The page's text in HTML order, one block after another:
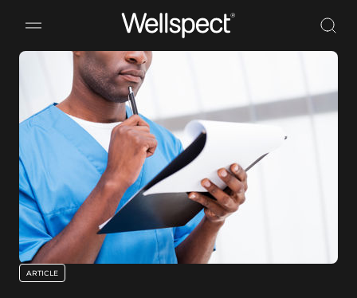
Wellspect
key:global.content-type:
ARTICLE